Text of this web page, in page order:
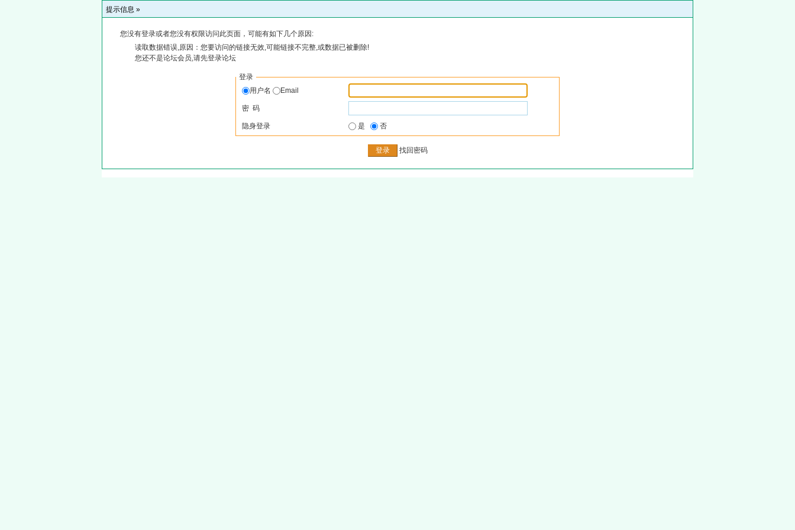
提示信息 »
您没有登录或者您没有权限访问此页面，可能有如下几个原因:
读取数据错误,原因：您要访问的链接无效,可能链接不完整,或数据已被删除!
您还不是论坛会员,请先登录论坛
登录
用户名
Email
密 码
隐身登录 是 否
找回密码